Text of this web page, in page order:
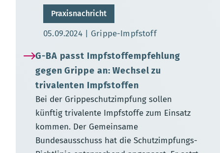
Praxisnachricht
Aktualisierungsdatum:
05.09.2024 Grippe-Impfstoff
G-BA passt Impfstoffempfehlung
gegen Grippe an: Wechsel zu
trivalenten Impfstoffen
Bei der Grippeschutzimpfung sollen
künftig trivalente Impfstoffe zum Einsatz
kommen. Der Gemeinsame
Bundesausschuss hat die Schutzimpfungs-